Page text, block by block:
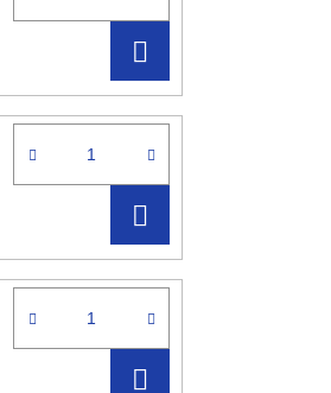
KOŠÍKU
KOŠÍKU